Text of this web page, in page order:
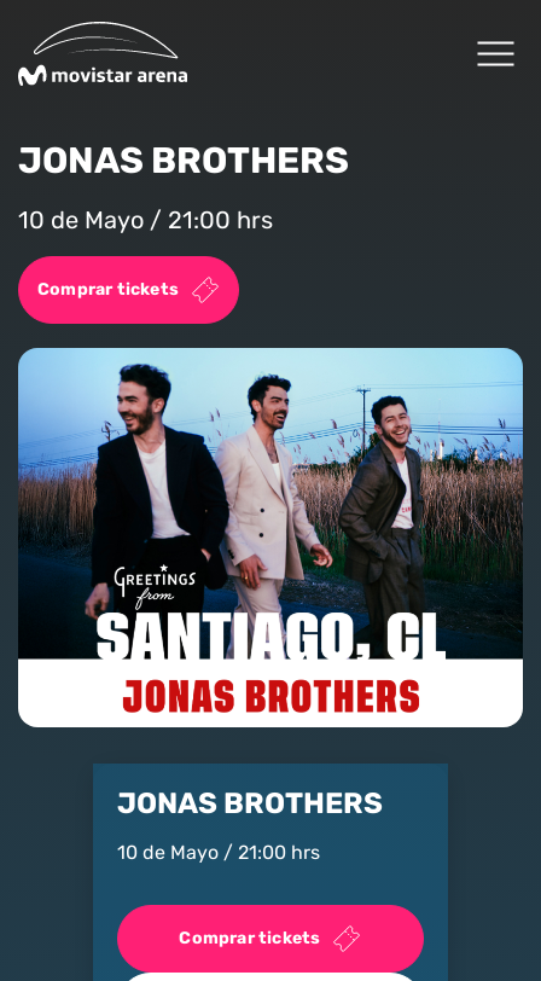
Cartelera
Planifica tu visita
Arena Fans
Arena News
Experiencias Premium
Reservas
Nosotros
Club Movistar
modo claro
JONAS BROTHERS
10 de Mayo / 21:00 hrs
Comprar tickets
JONAS BROTHERS
10 de Mayo / 21:00 hrs
Comprar tickets